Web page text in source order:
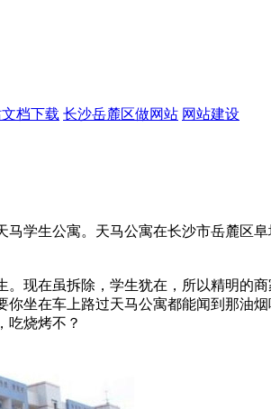
档下载 长沙岳麓区做网站 网站建设
学生公寓。天马公寓在长沙市岳麓区
现在虽拆除，学生犹在，所以精明的
坐在车上路过天马公寓都能闻到那油
吃烧烤不？